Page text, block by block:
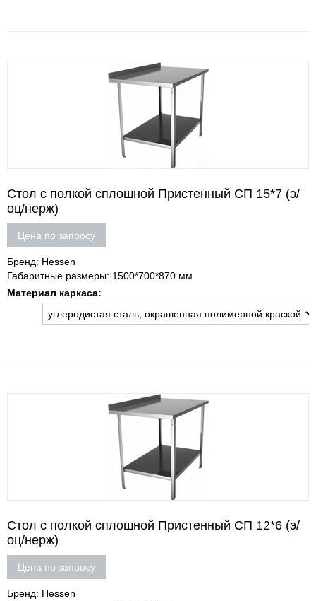
Стол с полкой сплошной Пристенный СП 15*7 (э/
оц/нерж)
Цена по запросу
Бренд: Hessen
Габаритные размеры: 1500*700*870 мм
Материал каркаса:
Стол с полкой сплошной Пристенный СП 12*6 (э/
оц/нерж)
Цена по запросу
Бренд: Hessen